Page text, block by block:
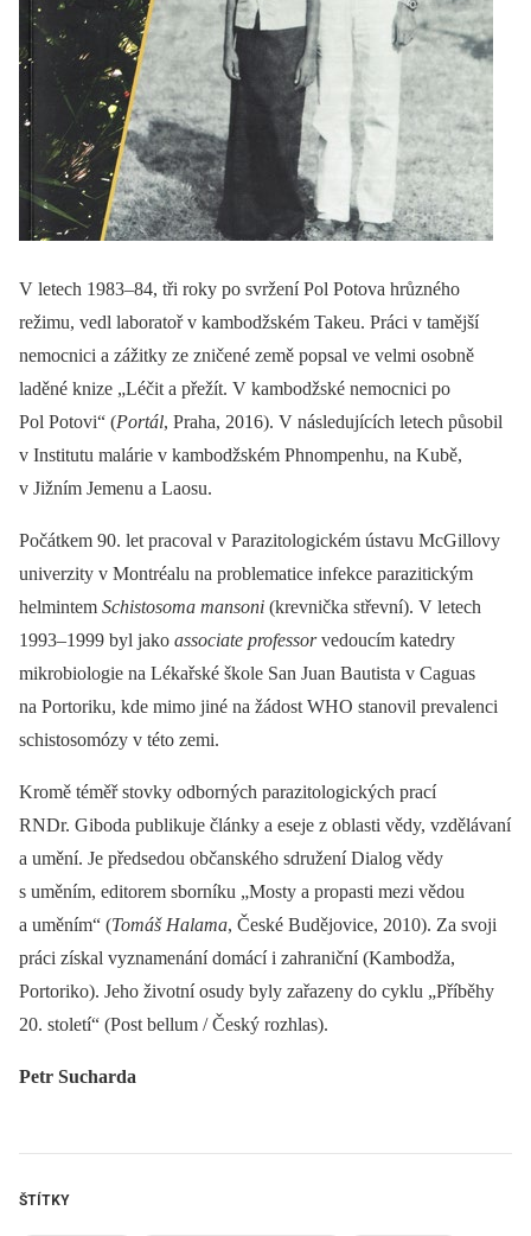
V letech 1983–84, tři roky po svržení Pol Potova hrůzného
režimu, vedl laboratoř v kambodžském Takeu. Práci v tamější
nemocnici a zážitky ze zničené země popsal ve velmi osobně
laděné knize „Léčit a přežít. V kambodžské nemocnici po
Pol Potovi“ (Portál, Praha, 2016). V následujících letech působil
v Institutu malárie v kambodžském Phnompenhu, na Kubě,
v Jižním Jemenu a Laosu.
Počátkem 90. let pracoval v Parazitologickém ústavu McGillovy
univerzity v Montréalu na problematice infekce parazitickým
helmintem Schistosoma mansoni (krevnička střevní). V letech
1993–1999 byl jako associate professorvedoucím katedry
mikrobiologie na Lékařské škole San Juan Bautista v Caguas
na Portoriku, kde mimo jiné na žádost WHO stanovil prevalenci
schistosomózy v této zemi.
Kromě téměř stovky odborných parazitologických prací
RNDr. Giboda publikuje články a eseje z oblasti vědy, vzdělávaní
a umění. Je předsedou občanského sdružení Dialog vědy
s uměním, editorem sborníku „Mosty a propasti mezi vědou
a uměním“ (Tomáš Halama, České Budějovice, 2010). Za svoji
práci získal vyznamenání domácí i zahraniční (Kambodža,
Portoriko). Jeho životní osudy byly zařazeny do cyklu „Příběhy
20. století“ (Post bellum / Český rozhlas).
Petr Sucharda
ŠTÍTKY